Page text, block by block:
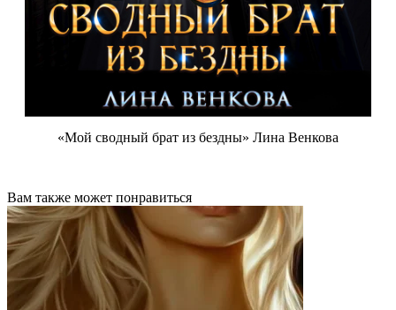
«Мой сводный брат из бездны» Лина Венкова
Вам также может понравиться